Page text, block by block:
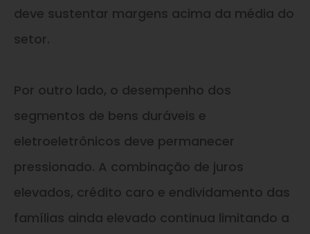
deve sustentar margens acima da média do
setor.
Por outro lado, o desempenho dos
segmentos de bens duráveis e
eletroeletrônicos deve permanecer
pressionado. A combinação de juros
elevados, crédito caro e endividamento das
famílias ainda elevado continua limitando a